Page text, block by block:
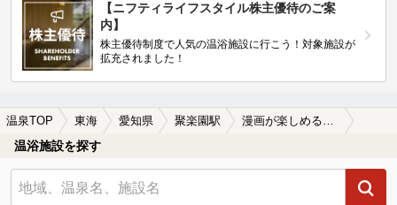
【ニフティライフスタイル株主優待のご案
内】
株主優待制度で人気の温浴施設に行こう！対象施設が
拡充されました！
温泉TOP 東海 愛知県 聚楽園駅 漫画が楽しめる聚楽園駅近くの温泉、日帰り温泉、スーパー銭湯おすすめ
温浴施設を探す